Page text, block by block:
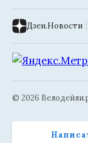
Дзен.Новости |
© 2026